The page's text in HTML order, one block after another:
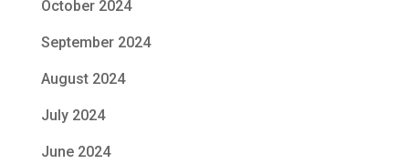
October 2024
September 2024
August 2024
July 2024
June 2024